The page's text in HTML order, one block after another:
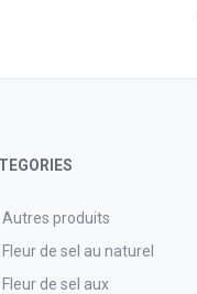
Autres produits
Fleur de sel au naturel
Fleur de sel aux